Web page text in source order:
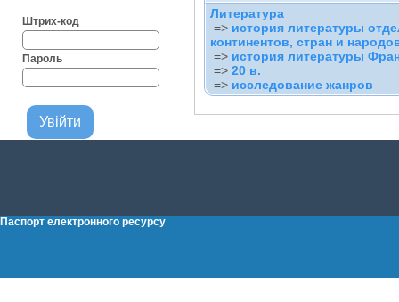
Штрих-код
Пароль
Литература
=> история литературы
континентов, стран и
=> история литературы
=> 20 в.
=> исследование жанров
Паспорт електронного ресурсу